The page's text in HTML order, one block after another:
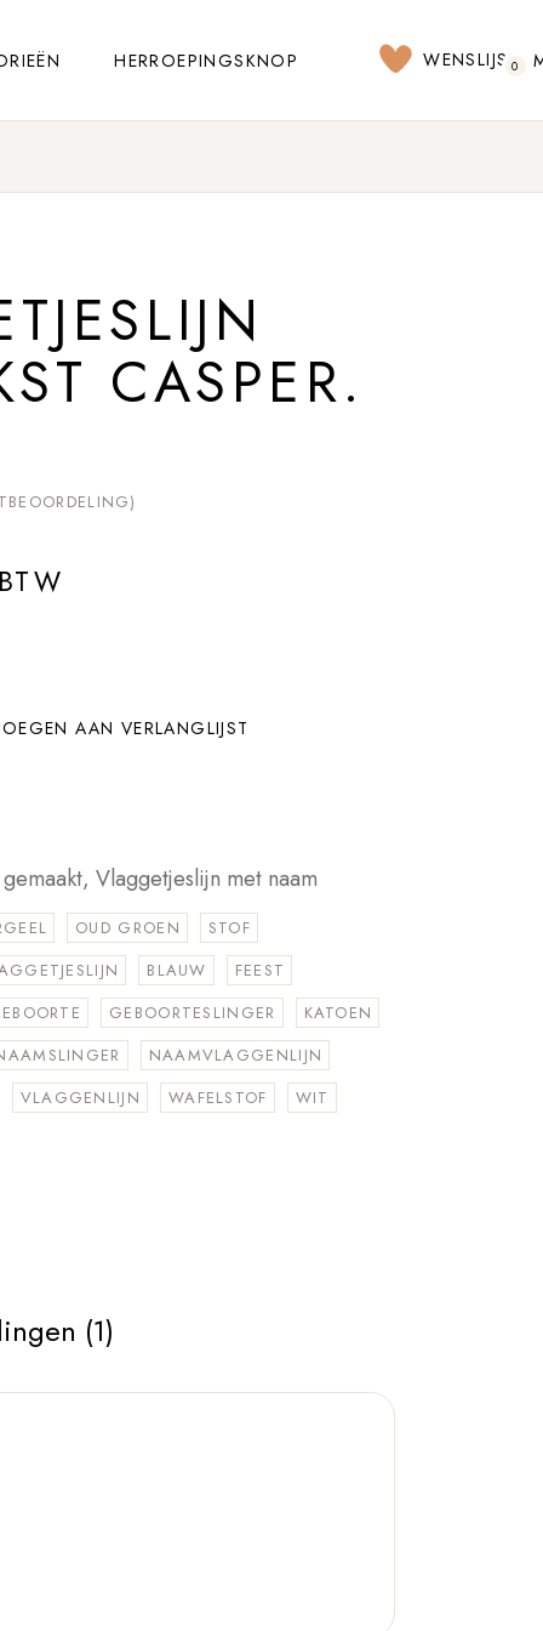
HERROEPINGSKNOP WENSLIJST
0
CASPER.
AAN VERLANGLIJST
, Vlaggetjeslijn met naam
OUD GROEN
STOF
BLAUW
FEEST
GEBOORTESLINGER
KATOEN
NAAMVLAGGENLIJN
VLAGGENLIJN
WAFELSTOF WIT
(1)